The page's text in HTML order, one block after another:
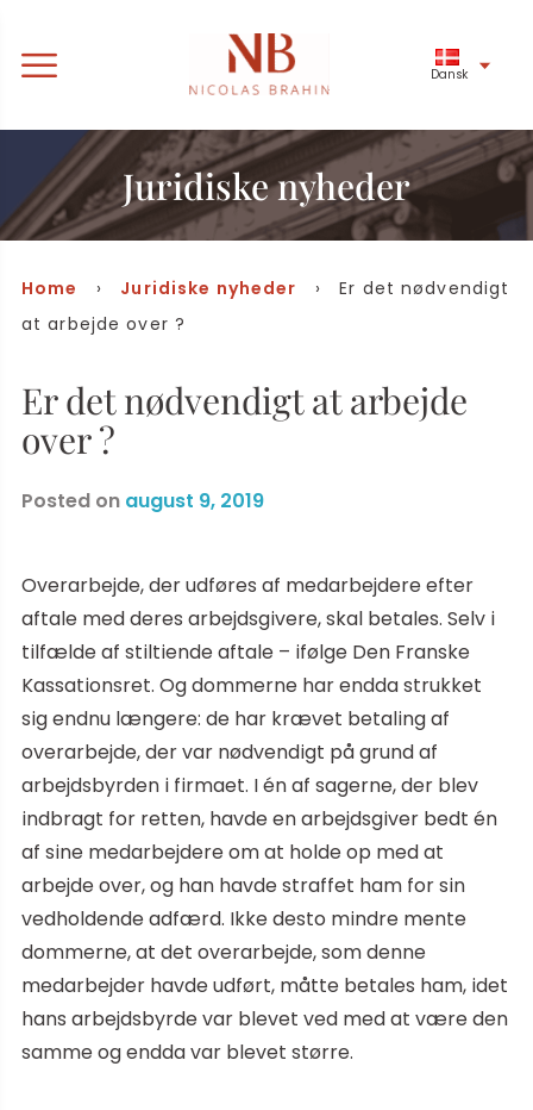
Dansk
Juridiske nyheder
Home › Juridiske nyheder › Er det nødvendigt
at arbejde over ?
Er det nødvendigt at arbejde
over ?
Posted on august 9, 2019
Overarbejde, der udføres af medarbejdere efter
aftale med deres arbejdsgivere, skal betales. Selv i
tilfælde af stiltiende aftale – ifølge Den Franske
Kassationsret. Og dommerne har endda strukket
sig endnu længere: de har krævet betaling af
overarbejde, der var nødvendigt på grund af
arbejdsbyrden i firmaet. I én af sagerne, der blev
indbragt for retten, havde en arbejdsgiver bedt én
af sine medarbejdere om at holde op med at
arbejde over, og han havde straffet ham for sin
vedholdende adfærd. Ikke desto mindre mente
dommerne, at det overarbejde, som denne
medarbejder havde udført, måtte betales ham, idet
hans arbejdsbyrde var blevet ved med at være den
samme og endda var blevet større.